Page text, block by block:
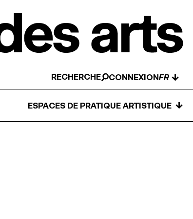
RECHERCHE CONNEXION ↓
ESPACES DE PRATIQUE ARTISTIQUE ↓